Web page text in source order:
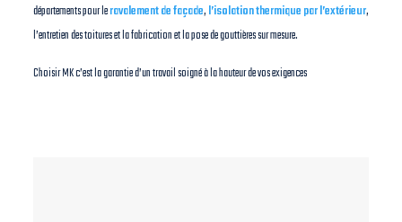
départements pour leravalement de façade,l’isolation thermique par l’extérieur,
l’entretien des toitures et la fabrication et la pose de gouttières sur mesure.
Choisir MK c’est la garantie d’un travail soigné à la hauteur de vos exigences